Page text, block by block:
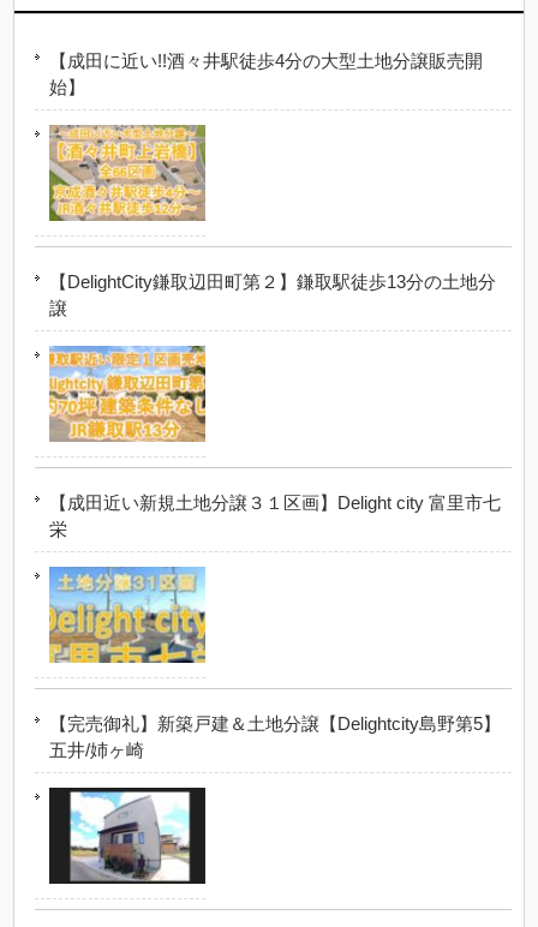
【成田に近い!!酒々井駅徒歩4分の大型土地分譲販売開
始】
【DelightCity鎌取辺田町第２】鎌取駅徒歩13分の土地分
譲
【成田近い新規土地分譲３１区画】Delight city 富里市七
栄
【完売御礼】新築戸建＆土地分譲【Delightcity島野第5】
五井/姉ヶ崎